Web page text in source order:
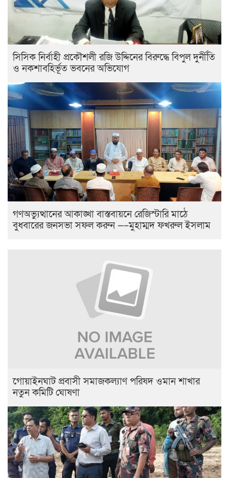
সিসিক নির্বাহী প্রকৌশলী রজি উদ্দিনের বিরুদ্ধে বিপুল দুর্নীতি
ও নকশাবহির্ভূত ভবনের অভিযোগ
গণঅভ্যুত্থানের আকাঙ্খা বাস্তবায়নে রেজিস্টারি মাঠে
বুধবারের জনসভা সফল করুন —–মুহাম্মদ ফখরুল ইসলাম
‎গোয়াইনঘাট প্রবাসী সমাজকল্যাণ পরিষদ ওমান শাখার
নতুন কমিটি ঘোষণা